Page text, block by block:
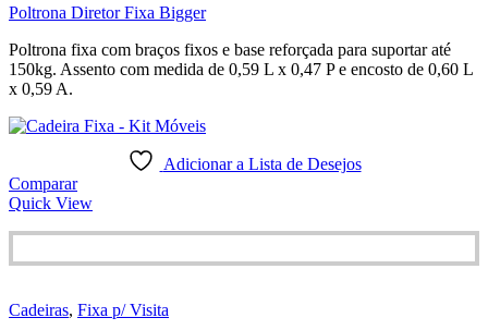
Poltrona Diretor Fixa Bigger
Poltrona fixa com braços fixos e base reforçada para suportar até
150kg. Assento com medida de 0,59 L x 0,47 P e encosto de 0,60 L
x 0,59 A.
Adicionar a Lista de Desejos
Comparar
Quick View
Cadeiras, Fixa p/ Visita